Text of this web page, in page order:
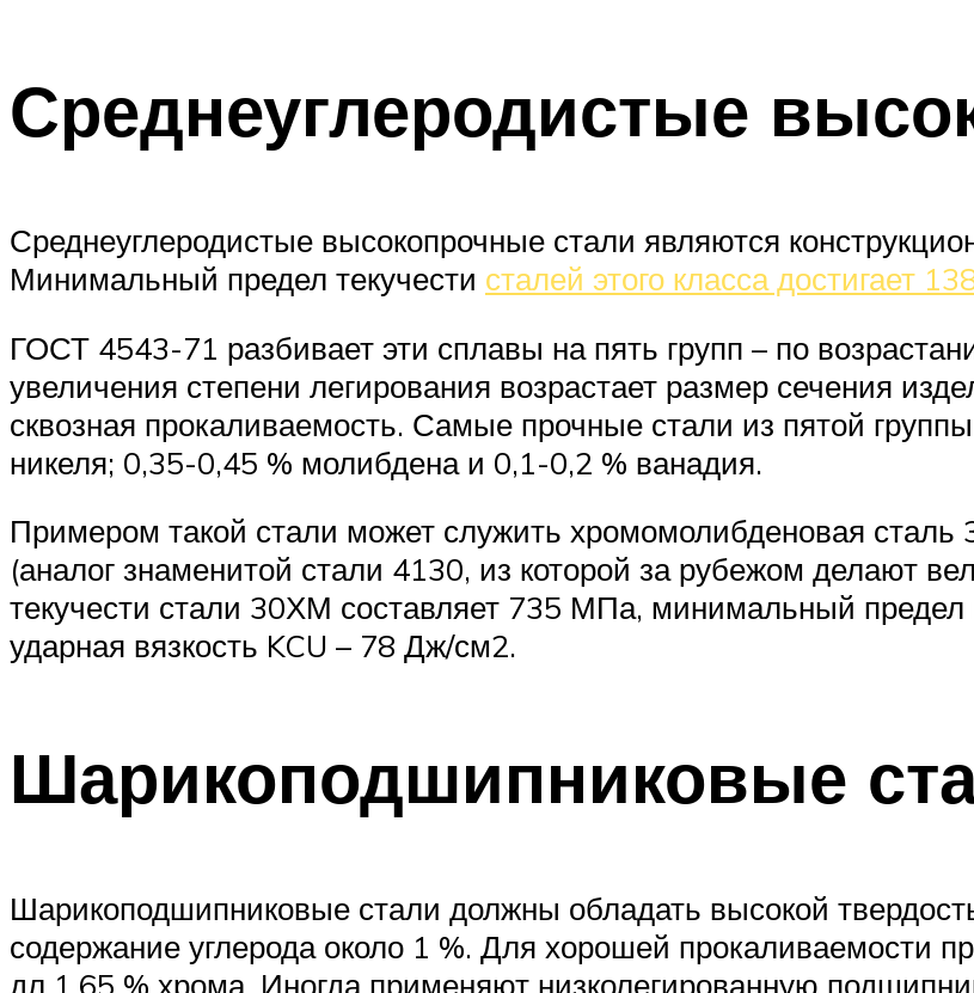
Среднеуглеродистые
Среднеуглеродистые высокопрочные стали являются
Минимальный предел текучести сталей этого класса достигает
ГОСТ 4543-71 разбивает эти сплавы на пять групп – по
увеличения степени легирования возрастает размер сечения
сквозная прокаливаемость. Самые прочные стали из пятой
никеля; 0,35-0,45 % молибдена и 0,1-0,2 % ванадия.
Примером такой стали может служить хромомолибденовая
(аналог знаменитой стали 4130, из которой за рубежом делают
текучести стали 30ХМ составляет 735 МПа, минимальный
ударная вязкость KCU – 78 Дж/см2.
Шарикоподшипниковые
Шарикоподшипниковые стали должны обладать высокой
содержание углерода около 1 %. Для хорошей прокаливаемости
дл 1,65 % хрома. Иногда применяют низколегированную